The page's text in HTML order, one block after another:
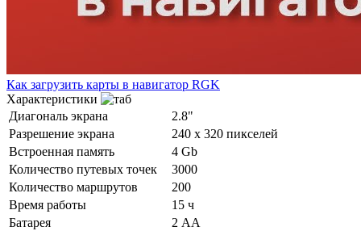
Как загрузить карты в навигатор RGK
Характеристики
Диагональ экрана
2.8"
Разрешение экрана
240 х 320 пикселей
Встроенная память
4 Gb
Количество путевых точек
3000
Количество маршрутов
200
Время работы
15 ч
Батарея
2 АА